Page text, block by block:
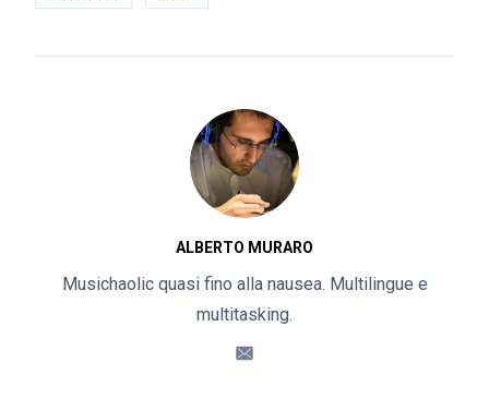
ALBERTO MURARO
Musichaolic quasi fino alla nausea. Multilingue e
multitasking.